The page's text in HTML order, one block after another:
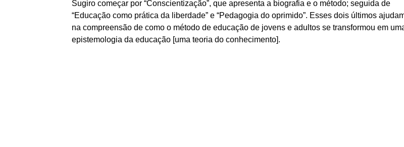
Sugiro começar por “Conscientização”, que apresenta a biografia e o método; seguida de
“Educação como prática da liberdade” e “Pedagogia do oprimido”. Esses dois últimos
na compreensão de como o método de educação de jovens e adultos se transformou em
epistemologia da educação [uma teoria do conhecimento].